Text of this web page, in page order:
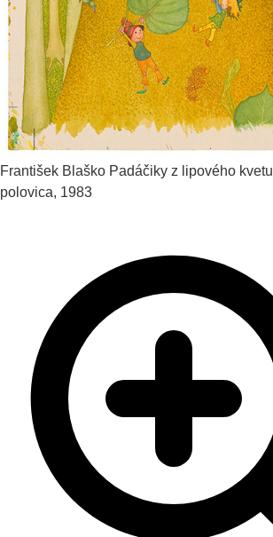
František Blaško Padáčiky z lipového kvetu
polovica, 1983